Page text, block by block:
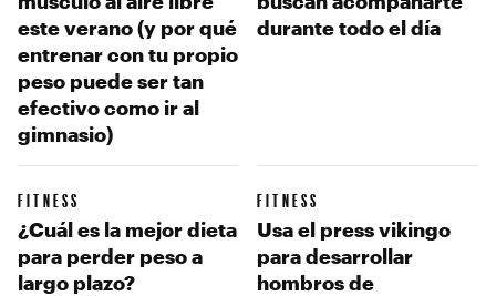
este verano (y por qué
entrenar con tu propio
peso puede ser tan
efectivo como ir al
gimnasio)
durante todo el día
FITNESS
¿Cuál es la mejor dieta
para perder peso a
largo plazo?
FITNESS
Usa el press vikingo
para desarrollar
hombros de